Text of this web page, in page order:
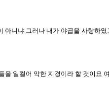
아니냐 그러나 내가 야곱을 사랑하였
일컬어 악한 지경이라 할 것이요